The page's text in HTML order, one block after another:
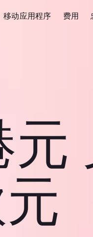
移动应用程序 费用
元